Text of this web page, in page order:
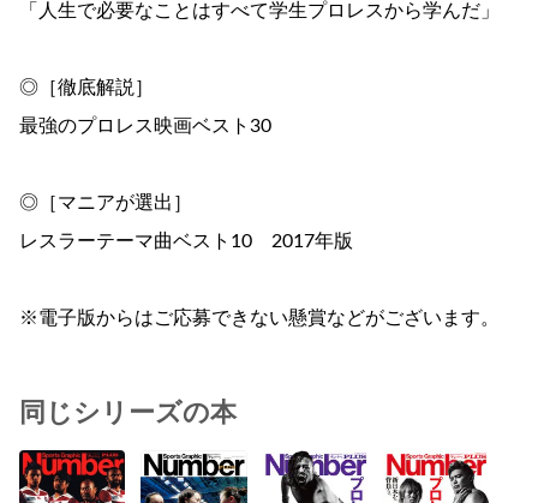
「人生で必要なことはすべて学生プロレスから学んだ」
◎［徹底解説］
最強のプロレス映画ベスト30
◎［マニアが選出］
レスラーテーマ曲ベスト10 2017年版
※電子版からはご応募できない懸賞などがございます。
同じシリーズの本